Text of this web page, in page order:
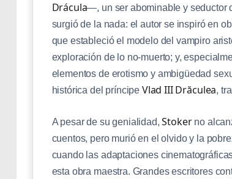
Drácula—, un ser abominable y seductor
surgió de la nada: el autor se inspiró en
que estableció el modelo del vampiro
exploración de lo no-muerto; y,
elementos de erotismo y ambigüedad
histórica del príncipe Vlad III Drăculea,
A pesar de su genialidad,Stokerno
cuentos, pero murió en el olvido y la
cuando las adaptaciones
esta obra maestra. Grandes escritores